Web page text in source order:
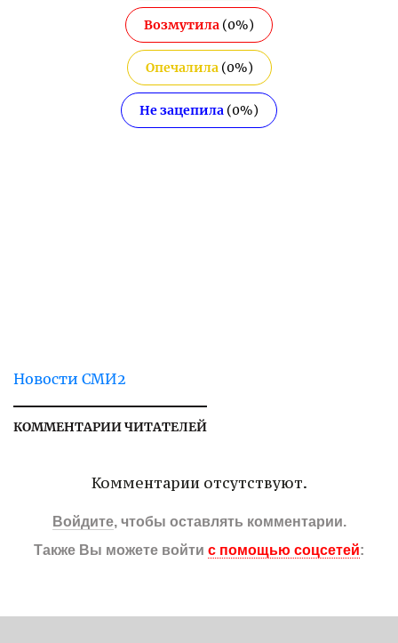
Возмутила (0%)
Опечалила(0%)
Не зацепила (0%)
Новости СМИ2
КОММЕНТАРИИ ЧИТАТЕЛЕЙ
Комментарии отсутствуют.
Войдите, чтобы оставлять комментарии.
Также Вы можете войти с помощью соцсетей: